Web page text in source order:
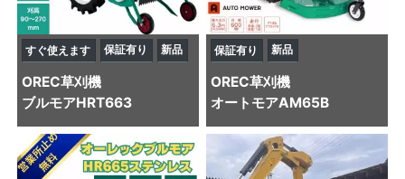
すぐ使えます 保証有り 新品
OREC草刈機
ブルモアHRT663
保証有り 新品
OREC草刈機
オートモアAM65B